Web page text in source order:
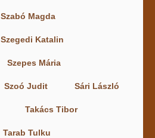
Szabó Magda
Szegedi Katalin
Szepes Mária
Szoó Judit Sári László
Takács Tibor
Tarab Tulku